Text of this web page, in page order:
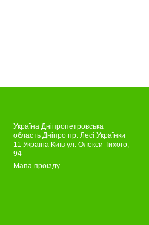
Україна Дніпропетровська
область Дніпро пр. Лесі Українки
11 Україна Київ ул. Олекси Тихого,
94
Мапа проїзду